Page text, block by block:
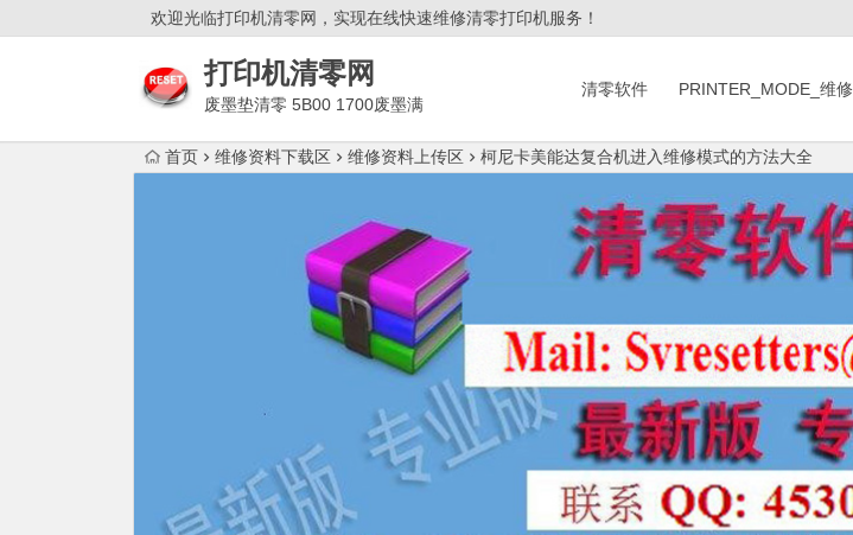
欢迎光临打印机清零网，实现在线快速维修清零打印机服务！
打印机清零网
废墨垫清零 5B00 1700废墨满
清零软件 PRINTER_MODE_维修
首页 维修资料下载区 维修资料上传区 柯尼卡美能达复合机进入维修模式的方法大全